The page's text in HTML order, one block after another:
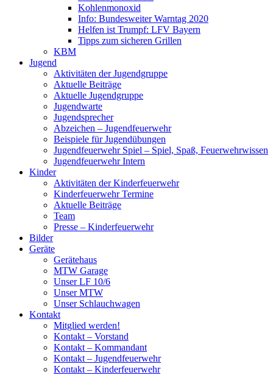
Kohlenmonoxid
Info: Bundesweiter Warntag 2020
Helfen ist Trumpf: LFV Bayern
Tipps zum sicheren Grillen
KBM
Jugend
Aktivitäten der Jugendgruppe
Aktuelle Beiträge
Aktuelle Jugendgruppe
Jugendwarte
Jugendsprecher
Abzeichen – Jugendfeuerwehr
Beispiele für Jugendübungen
Jugendfeuerwehr Spiel – Spiel, Spaß, Feuerwehrwissen
Jugendfeuerwehr Intern
Kinder
Aktivitäten der Kinderfeuerwehr
Kinderfeuerwehr Termine
Aktuelle Beiträge
Team
Presse – Kinderfeuerwehr
Bilder
Geräte
Gerätehaus
MTW Garage
Unser LF 10/6
Unser MTW
Unser Schlauchwagen
Kontakt
Mitglied werden!
Kontakt – Vorstand
Kontakt – Kommandant
Kontakt – Jugendfeuerwehr
Kontakt – Kinderfeuerwehr